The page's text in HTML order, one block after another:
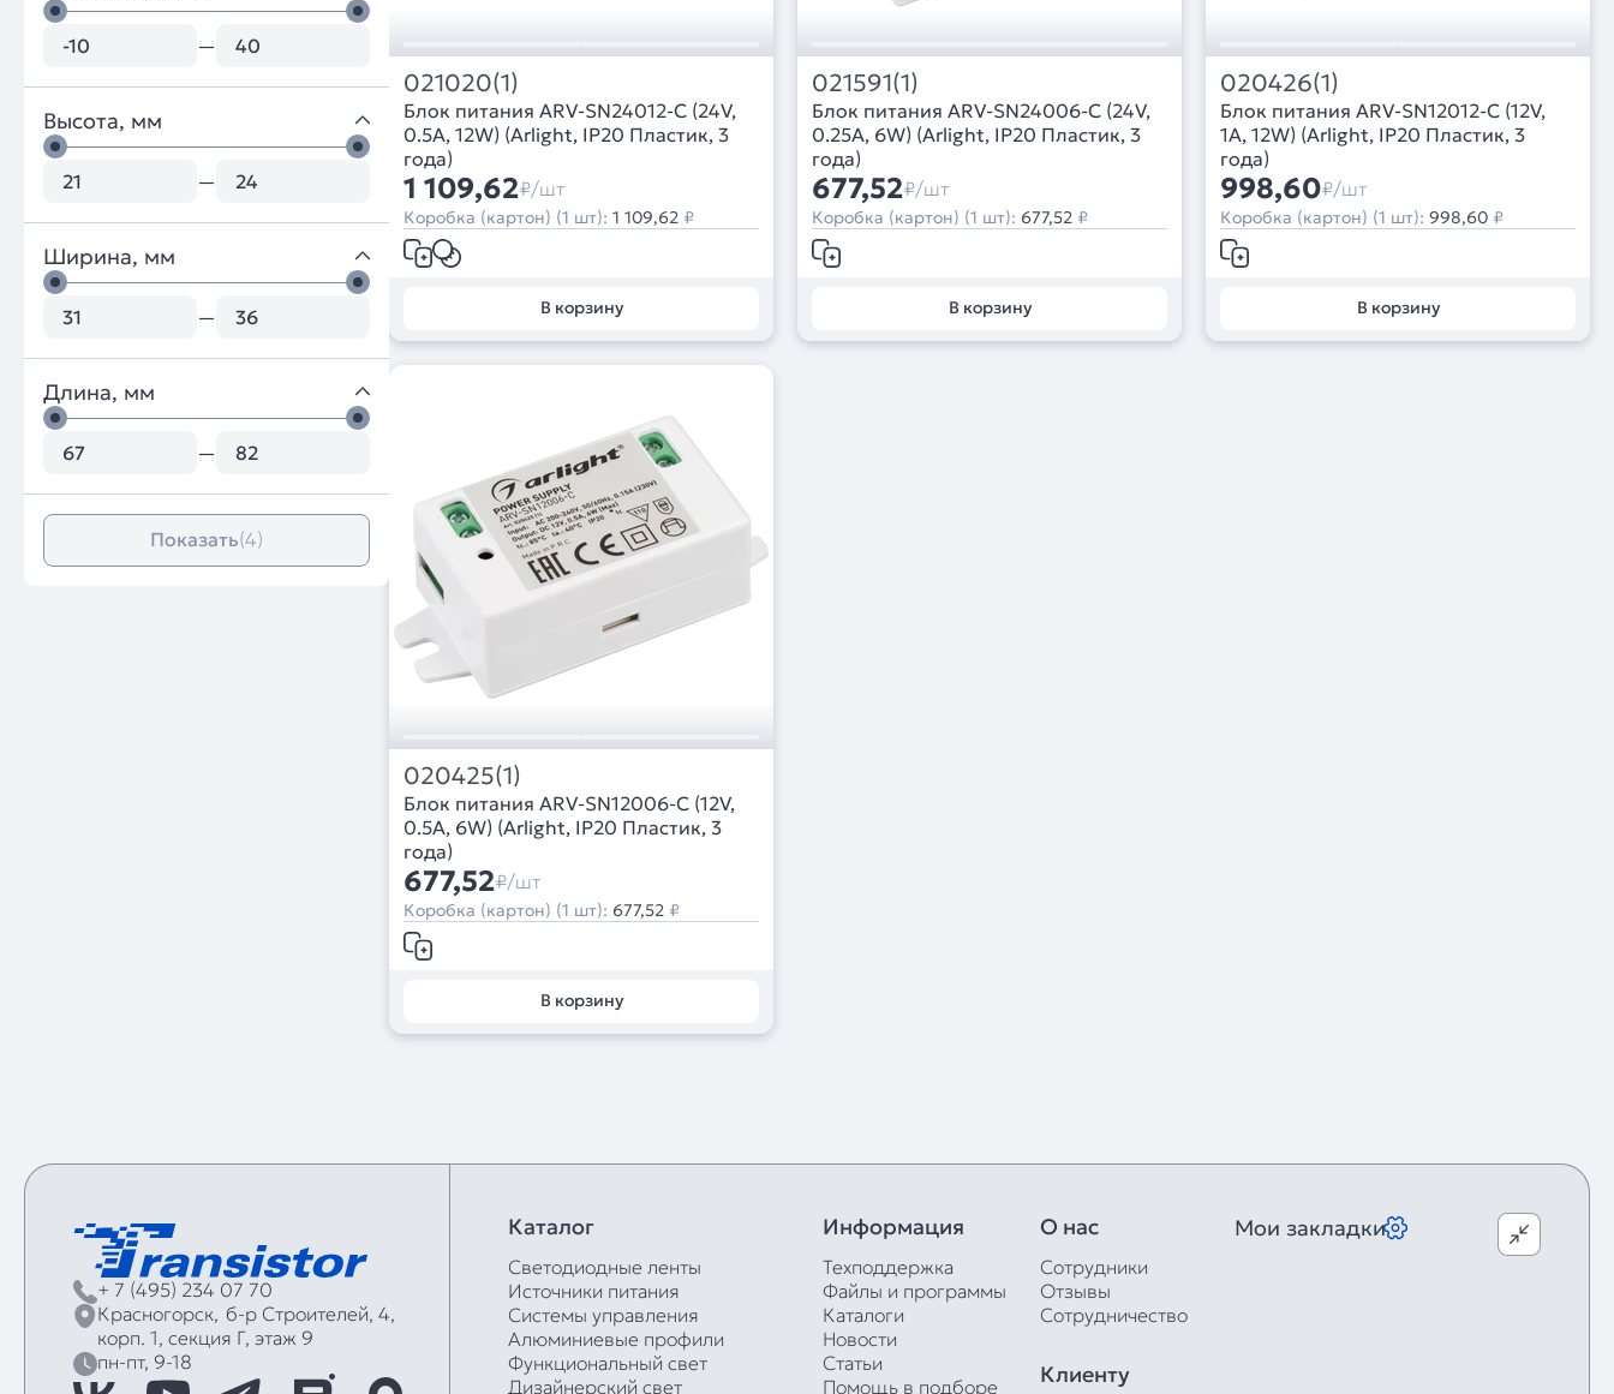
—
Высота, мм
—
Ширина, мм
—
Длина, мм
—
Показать(4)
021020(1)
Блок питания ARV-SN24012-C (24V,
0.5A, 12W) (Arlight, IP20 Пластик, 3
года)
1 109,62₽/шт
Коробка (картон) (1 шт): 1 109,62 ₽
В корзину
021591(1)
Блок питания ARV-SN24006-C (24V,
0.25A, 6W) (Arlight, IP20 Пластик, 3
года)
677,52₽/шт
Коробка (картон) (1 шт): 677,52 ₽
В корзину
020426(1)
Блок питания ARV-SN12012-C (12V,
1A, 12W) (Arlight, IP20 Пластик, 3
года)
998,60₽/шт
Коробка (картон) (1 шт): 998,60 ₽
В корзину
020425(1)
Блок питания ARV-SN12006-C (12V,
0.5A, 6W) (Arlight, IP20 Пластик, 3
года)
677,52₽/шт
Коробка (картон) (1 шт): 677,52 ₽
В корзину
+ 7 (495) 234 07 70
Красногорск, б‑р Строителей, 4,
корп. 1, секция Г, этаж 9
пн-пт, 9-18
Каталог
Светодиодные ленты
Источники питания
Системы управления
Алюминиевые профили
Функциональный свет
Дизайнерский свет
Информация
Техподдержка
Файлы и программы
Каталоги
Новости
Статьи
Помощь в подборе
О нас
Сотрудники
Отзывы
Сотрудничество
Клиенту
Мои закладки